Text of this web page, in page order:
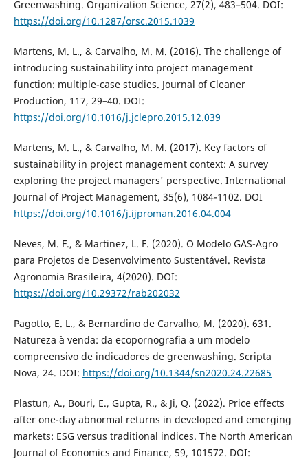
Greenwashing. Organization Science, 27(2), 483–504. DOI:
https://doi.org/10.1287/orsc.2015.1039
Martens, M. L., & Carvalho, M. M. (2016). The challenge of
introducing sustainability into project management
function: multiple-case studies. Journal of Cleaner
Production, 117, 29–40. DOI:
https://doi.org/10.1016/j.jclepro.2015.12.039
Martens, M. L., & Carvalho, M. M. (2017). Key factors of
sustainability in project management context: A survey
exploring the project managers' perspective. International
Journal of Project Management, 35(6), 1084-1102. DOI
https://doi.org/10.1016/j.ijproman.2016.04.004
Neves, M. F., & Martinez, L. F. (2020). O Modelo GAS-Agro
para Projetos de Desenvolvimento Sustentável. Revista
Agronomia Brasileira, 4(2020). DOI:
https://doi.org/10.29372/rab202032
Pagotto, E. L., & Bernardino de Carvalho, M. (2020). 631.
Natureza à venda: da ecopornografia a um modelo
compreensivo de indicadores de greenwashing. Scripta
Nova, 24. DOI: https://doi.org/10.1344/sn2020.24.22685
Plastun, A., Bouri, E., Gupta, R., & Ji, Q. (2022). Price effects
after one-day abnormal returns in developed and emerging
markets: ESG versus traditional indices. The North American
Journal of Economics and Finance, 59, 101572. DOI: